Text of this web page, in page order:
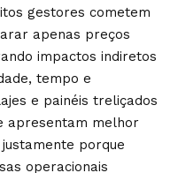
gestores cometem
apenas preços
impactos indiretos
tempo e
e painéis treliçados
apresentam melhor
porque
operacionais